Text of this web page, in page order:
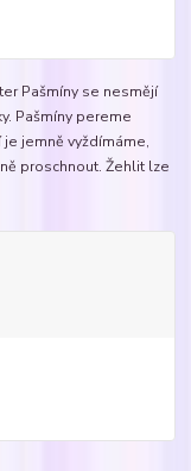
Pašmíny se nesmějí
Pašmíny pereme
je jemně vyždímáme,
proschnout. Žehlit lze